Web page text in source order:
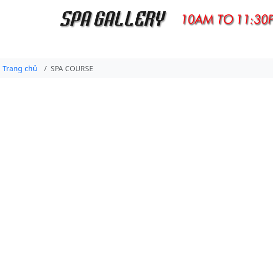
Trang chủ SPA COURSE